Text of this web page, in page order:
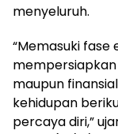
menyeluruh.
“Memasuki
maupun
kehidupan
percaya diri,”